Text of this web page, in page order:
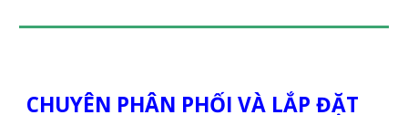
CHUYÊN PHÂN PHỐI VÀ LẮP ĐẶT